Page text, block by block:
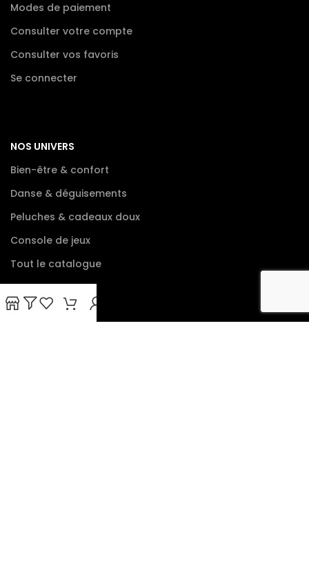
Modes de paiement
Consulter votre compte
Consulter vos favoris
Se connecter
NOS UNIVERS
Bien-être & confort
Danse & déguisements
Peluches & cadeaux doux
Console de jeux
Tout le catalogue